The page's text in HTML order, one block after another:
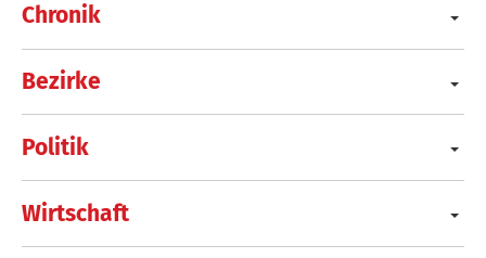
Chronik
Bezirke
Politik
Wirtschaft